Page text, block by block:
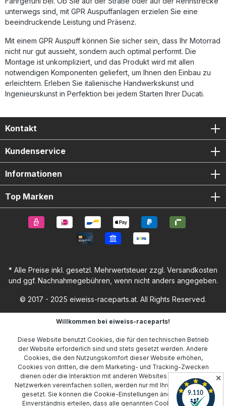
unterwegs sind, mit GPR Auspuffanlagen erzielen Sie eine
beeindruckende Leistung und Präsenz.
Mit einem GPR Auspuff können Sie sicher sein, dass Ihr Motorrad
nicht nur gut aussieht, sondern auch optimal performt. Die
Montage ist unkompliziert, und das Produkt wird mit allen
notwendigen Komponenten geliefert, um Ihnen den Einbau zu
erleichtern. Erleben Sie italienische Handwerkskunst und
Ingenieurskunst in Perfektion bei jedem Starten Ihrer Ducati.
Kontakt
Kundenservice
Informationen
Top Marken
* Alle Preise inkl. gesetzl. Mehrwertsteuer zzgl. Versandkosten
und ggf. Nachnahmegebühren, wenn nicht anders angegeben.
© 2017 - 2025 eiweiss-raceparts.at. All Rights Reserved.
Willkommen bei eiweiss-raceparts!
Diese Website benutzt Cookies, die für den technischen Betrieb
der Website erforderlich sind und stets gesetzt werden. Andere
Cookies, die den Nutzungskomfort dieser Website erhöhen,
Cookies von dritten, die dem Marketing- und Tracking-Zwecken
dienen oder die Interaktion mit anderen Websites und sozialen
Netzwerken vereinfachen sollen, werden nur mit Ihrer Zustimmung
gesetzt. Sie können die Cookie-Einstellungen ändern oder Ihr
Einverständnis erteilen, dass alle genannten Cookies gesetzt
✕